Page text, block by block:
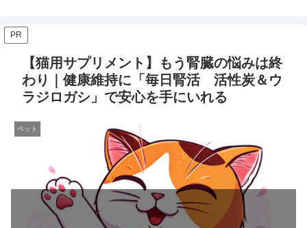
PR
【猫用サプリメント】もう腎臓の悩みは終
わり｜健康維持に「毎日腎活 活性炭＆ウ
ラジロガシ」で安心を手にいれる
ペット